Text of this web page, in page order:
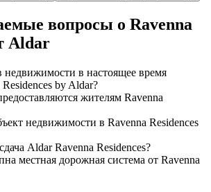
вопросы о Ravenna
Aldar
недвижимости в настоящее время
by Aldar?
жителям Ravenna
недвижимости в Ravenna Residences
Aldar Ravenna Residences?
местная дорожная система от Ravenna